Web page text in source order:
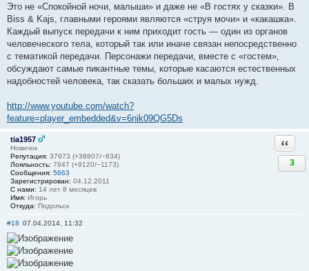
Это не «Спокойной ночи, малыши» и даже не «В гостях у сказки». В
Biss & Kajs, главными героями являются «струя мочи» и «какашка».
Каждый выпуск передачи к ним приходит гость — один из органов
человеческого тела, который так или иначе связан непосредственно
с тематикой передачи. Персонажи передачи, вместе с «гостем»,
обсуждают самые пикантные темы, которые касаются естественных
надобностей человека, так сказать больших и малых нужд.
http://www.youtube.com/watch?
feature=player_embedded&v=6nik09QG5Ds
tia1957
Новичок
Репутация: 37973 (+38807/−834)
Лояльность: 7947 (+9120/−1173)
Сообщения: 5663
Зарегистрирован: 04.12.2011
С нами: 14 лет 8 месяцев
Имя: Игорь
Откуда: Подольск
3
#18 07.04.2014, 11:32